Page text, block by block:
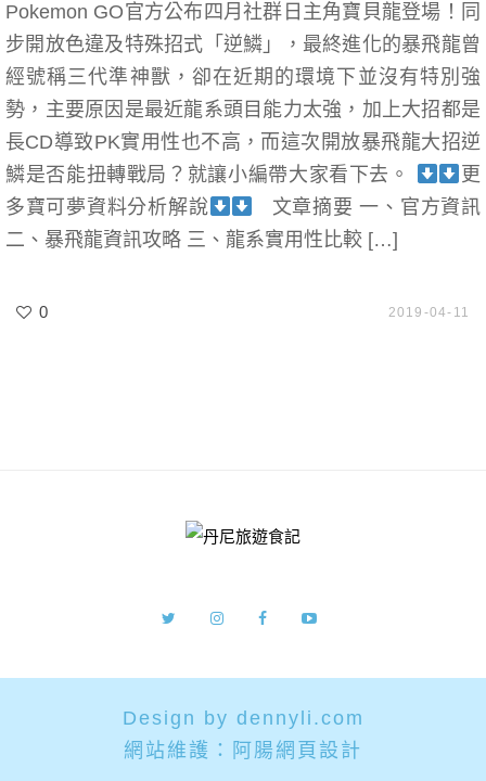
Pokemon GO官方公布四月社群日主角寶貝龍登場！同
步開放色違及特殊招式「逆鱗」，最終進化的暴飛龍曾
經號稱三代準神獸，卻在近期的環境下並沒有特別強
勢，主要原因是最近龍系頭目能力太強，加上大招都是
長CD導致PK實用性也不高，而這次開放暴飛龍大招逆
鱗是否能扭轉戰局？就讓小編帶大家看下去。
更
多寶可夢資料分析解說
文章摘要 一、官方資訊
二、暴飛龍資訊攻略 三、龍系實用性比較 […]
0 2019-04-11
Design by dennyli.com
網站維護： 阿腸網頁設計